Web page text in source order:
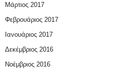
Μάρτιος 2017
Φεβρουάριος 2017
Ιανουάριος 2017
Δεκέμβριος 2016
Νοέμβριος 2016